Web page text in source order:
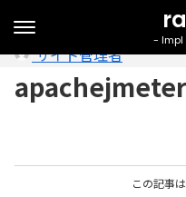
サイト管理者
この記事は